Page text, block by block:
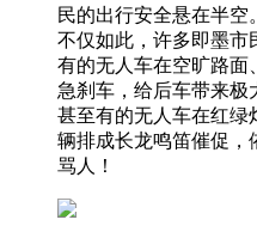
民的出行安全悬在半空。
不仅如此，许多即墨市
有的无人车在空旷路面
急刹车，给后车带来极
甚至有的无人车在红绿
辆排成长龙鸣笛催促，
骂人！